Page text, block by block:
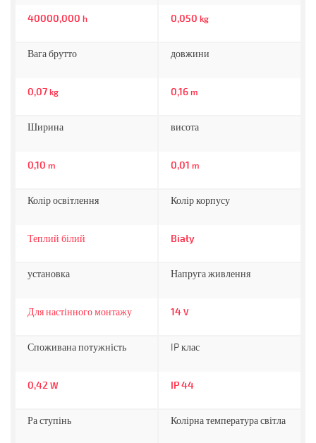
40000,000 h 0,050 kg
Вага брутто
0,07 kg
довжини
0,16 m
Ширина
0,10 m
висота
0,01 m
Колір освітлення
Теплий білий
Колір корпусу
Biały
установка
Для настінного монтажу
Напруга живлення
14 V
Споживана потужність
0,42 W
IP клас
IP 44
Ра ступінь Колірна температура світла